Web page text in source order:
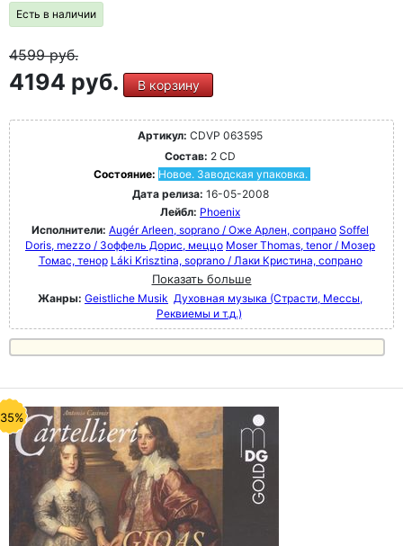
Есть в наличии
4599руб.
4194 руб. В корзину
Артикул: CDVP 063595
Состав: 2 CD
Состояние: Новое. Заводская упаковка.
Дата релиза: 16-05-2008
Лейбл: Phoenix
Исполнители: Augér Arleen, soprano / Оже Арлен, сопрано Soffel
Doris, mezzo / Зоффель Дорис, меццо Moser Thomas, tenor / Мозер
Томас, тенор Láki Krisztina, soprano / Лаки Кристина, сопрано
Показать больше
Жанры: Geistliche Musik Духовная музыка (Страсти, Мессы,
Реквиемы и т.д.)